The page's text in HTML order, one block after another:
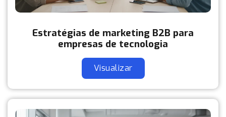
Estratégias de marketing B2B para
empresas de tecnologia
Visualizar